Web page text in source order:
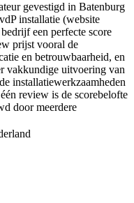
gevestigd in Batenburg
installatie (website
een perfecte score
prijst vooral de
en betrouwbaarheid, en
vakkundige uitvoering van
installatiewerkzaamheden
review is de scorebelofte
door meerdere